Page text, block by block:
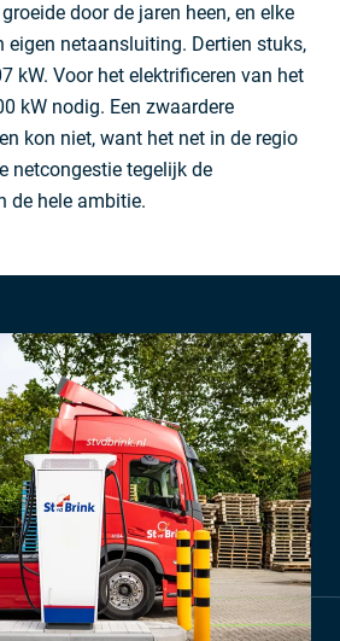
door de jaren heen, en elke
eigen netaansluiting. Dertien stuks,
kW. Voor het elektrificeren van het
kW nodig. Een zwaardere
kon niet, want het net in de regio
netcongestie tegelijk de
de hele ambitie.